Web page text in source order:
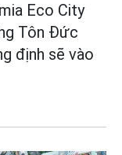
Eco City
Tôn Đức
định sẽ vào